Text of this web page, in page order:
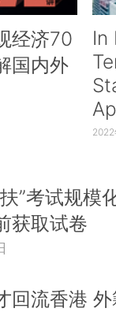
经济70
国内外
In
2022
”考试规模
获取试卷
回流香港